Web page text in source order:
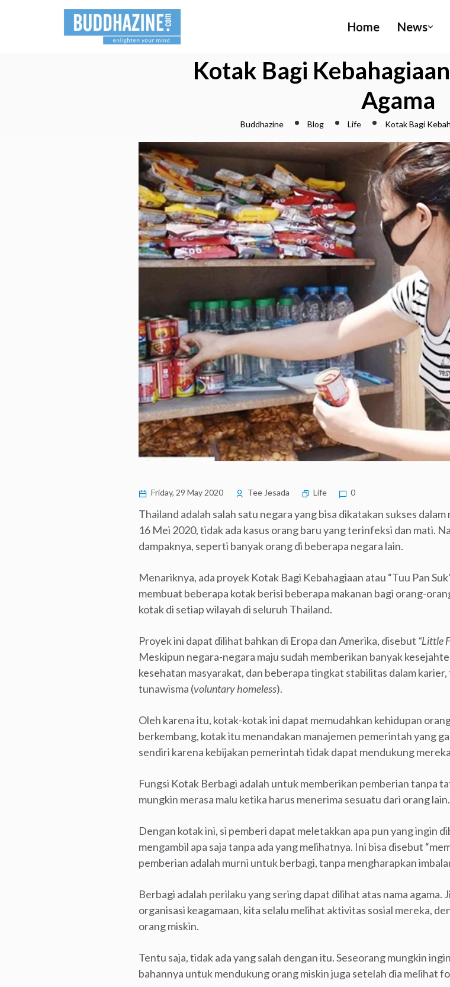
Home News
Kotak Bagi
Agama
Buddhazine Blog Life Kotak Bagi
Friday, 29 May 2020 Tee Jesada Life 0
Thailand adalah salah satu negara yang bisa dikatakan sukses
16 Mei 2020, tidak ada kasus orang baru yang terinfeksi dan mati.
dampaknya, seperti banyak orang di beberapa negara lain.
Menariknya, ada proyek Kotak Bagi Kebahagiaan atau “Tuu Pan
membuat beberapa kotak berisi beberapa makanan bagi orang-
kotak di setiap wilayah di seluruh Thailand.
Proyek ini dapat dilihat bahkan di Eropa dan Amerika, disebut “Little
Meskipun negara-negara maju sudah memberikan banyak
kesehatan masyarakat, dan beberapa tingkat stabilitas dalam
tunawisma (voluntary homeless).
Oleh karena itu, kotak-kotak ini dapat memudahkan kehidupan
berkembang, kotak itu menandakan manajemen pemerintah yang
sendiri karena kebijakan pemerintah tidak dapat mendukung
Fungsi Kotak Berbagi adalah untuk memberikan pemberian tanpa
mungkin merasa malu ketika harus menerima sesuatu dari orang lain.
Dengan kotak ini, si pemberi dapat meletakkan apa pun yang ingin
mengambil apa saja tanpa ada yang melihatnya. Ini bisa disebut
pemberian adalah murni untuk berbagi, tanpa mengharapkan
Berbagi adalah perilaku yang sering dapat dilihat atas nama
organisasi keagamaan, kita selalu melihat aktivitas sosial mereka,
orang miskin.
Tentu saja, tidak ada yang salah dengan itu. Seseorang mungkin
bahannya untuk mendukung orang miskin juga setelah dia melihat